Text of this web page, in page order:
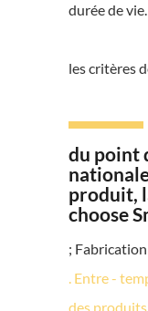
durée de
les critères
du point
produit,
choose
;
. Entre -
des